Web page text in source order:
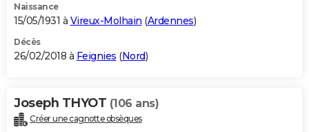
Naissance
15/05/1931 à Vireux-Molhain (Ardennes)
Décès
26/02/2018 à Feignies (Nord)
Joseph THYOT (106 ans)
Créer une cagnotte obsèques